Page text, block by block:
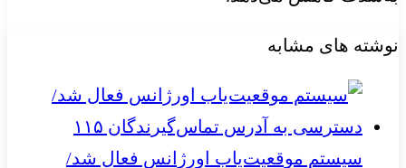
نوشته های مشابه
سیستم موقعیت‌یاب اورژانس فعال شد/